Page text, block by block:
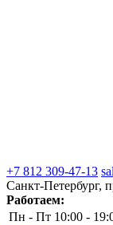
+7 812 309-47-13
Санкт-Петербург,
Работаем:
Пн - Пт 10:00 -